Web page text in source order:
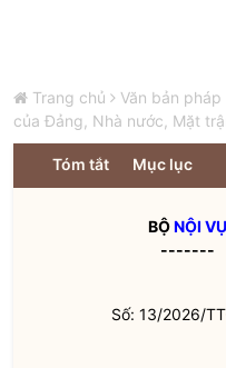
Trang chủ Văn bản pháp
của Đảng, Nhà nước, Mặt
Tóm tắt Mục lục
BỘNỘI VỤ
-------
Số: 13/2026/